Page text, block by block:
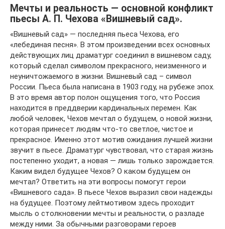
Мечты и реальность — основной конфликт
пьесы А. П. Чехова «Вишневый сад».
«Вишневый сад» — последняя пьеса Чехова, его
«лебединая песня». В этом произведении всех основных
действующих лиц драматург соединил в вишневом саду,
который сделал символом прекрасного, неизменного и
неуничтожаемого в жизни. Вишневый сад – символ
России. Пьеса была написана в 1903 году, на рубеже эпох.
В это время автор полон ощущения того, что Россия
находится в преддверии кардинальных перемен. Как
любой человек, Чехов мечтал о будущем, о новой жизни,
которая принесет людям что-то светлое, чистое и
прекрасное. Именно этот мотив ожидания лучшей жизни
звучит в пьесе. Драматург чувствовал, что старая жизнь
постепенно уходит, а новая — лишь только зарождается.
Каким видел будущее Чехов? О каком будущем он
мечтал? Ответить на эти вопросы помогут герои
«Вишневого сада». В пьесе Чехов выразил свои надежды
на будущее. Поэтому лейтмотивом здесь проходит
мысль о столкновении мечты и реальности, о разладе
между ними. За обычными разговорами героев